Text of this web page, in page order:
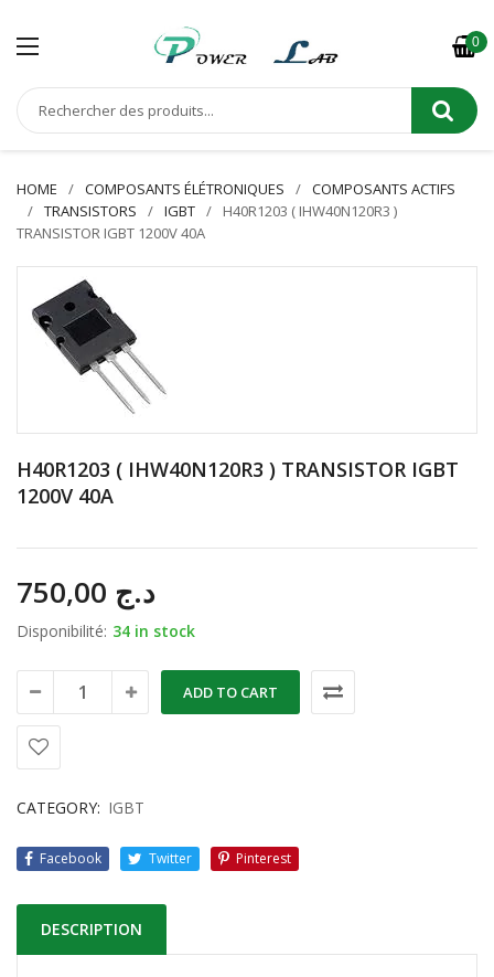
0
HOME COMPOSANTS ÉLÉTRONIQUES
COMPOSANTS ACTIFS
TRANSISTORS
IGBT
H40R1203 ( IHW40N120R3 )
TRANSISTOR IGBT 1200V 40A
H40R1203 ( IHW40N120R3 ) TRANSISTOR IGBT
1200V 40A
د.ج
Disponibilité: 34 in stock
ADD TO CART
CATEGORY: IGBT
Facebook Twitter Pinterest
DESCRIPTION